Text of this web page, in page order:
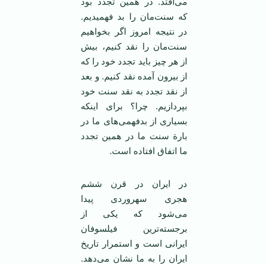
که سنت‌مان را بد فهمیدیم.
در نتیجه امروز اگر بخواهیم
سنت‌مان را نقد کنیم، بیش‌
از هر چیز باید تجدد خود را که
از بیرون آمده نقد کنیم. و بعد
از نقد تجدد به نقد سنت خود
بپردازیم. چرا؟ برای اینکه
بسیاری از بدفهمی‌های ما در
بارة سنت ما در همین تجدد
ما اتفاق افتاده است.
در ایران در قرن ششم
هجری سهروردی پیدا
می‌شود که یکی از
برجسته‌ترین فیلسوفان
ایرانی است و استمرار تاریخ
ایران را به ما نشان می‌دهد.